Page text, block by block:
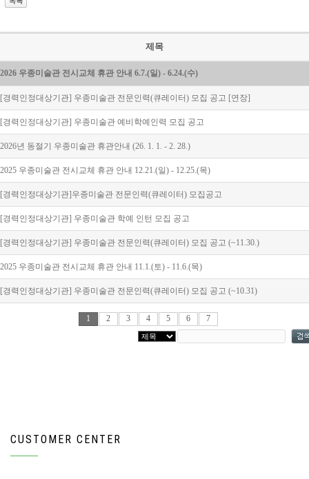
제목
2026 우종미술관 전시교체 휴관 안내 6.7.(일) - 6.24.(수)
[경력인정대상기관] 우종미술관 전문인력(큐레이터) 모집 공고 [연장]
[경력인정대상기관] 우종미술관 예비학예인력 모집 공고
2026년 동절기 우종미술관 휴관안내 (26. 1. 1. - 2. 28.)
2025 우종미술관 전시교체 휴관 안내 12.21.(일) - 12.25.(목)
[경력인정대상기관]우종미술관 전문인력(큐레이터) 모집공고
[경력인정대상기관] 우종미술관 학예 인턴 모집 공고
[경력인정대상기관] 우종미술관 전문인력(큐레이터) 모집 공고 (~11.30.)
2025 우종미술관 전시교체 휴관 안내 11.1.(토) - 11.6.(목)
[경력인정대상기관] 우종미술관 전문인력(큐레이터) 모집 공고 (~10.31)
1 2 3 4 5 6 7
CUSTOMER CENTER